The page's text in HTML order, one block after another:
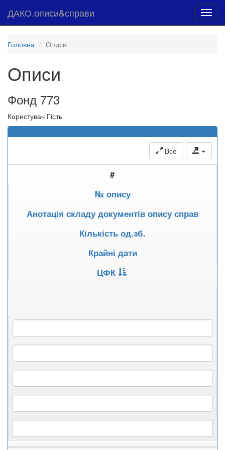
ДАКО.описи&справи
Головна Описи
Описи
Фонд 773
Користувач Гість
Все
#
№ опису
Анотація складу документів опису справ
Кількість од.зб.
Крайні дати
ЦФК